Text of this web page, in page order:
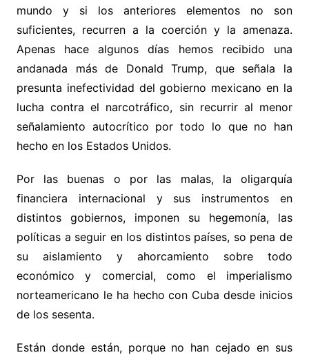
mundo y si los anteriores elementos no son
suficientes, recurren a la coerción y la amenaza.
Apenas hace algunos días hemos recibido una
andanada más de Donald Trump, que señala la
presunta inefectividad del gobierno mexicano en la
lucha contra el narcotráfico, sin recurrir al menor
señalamiento autocrítico por todo lo que no han
hecho en los Estados Unidos.
Por las buenas o por las malas, la oligarquía
financiera internacional y sus instrumentos en
distintos gobiernos, imponen su hegemonía, las
políticas a seguir en los distintos países, so pena de
su aislamiento y ahorcamiento sobre todo
económico y comercial, como el imperialismo
norteamericano le ha hecho con Cuba desde inicios
de los sesenta.
Están donde están, porque no han cejado en sus